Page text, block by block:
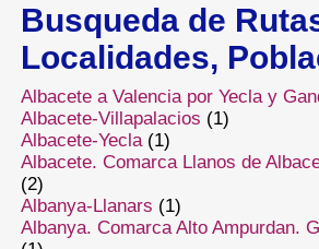
Busqueda de
Localidades,
Albacete a Valencia por Yecla y
Albacete-Villapalacios (1)
Albacete-Yecla (1)
Albacete. Comarca Llanos de
(2)
Albanya-Llanars (1)
Albanya. Comarca Alto Ampurdan.